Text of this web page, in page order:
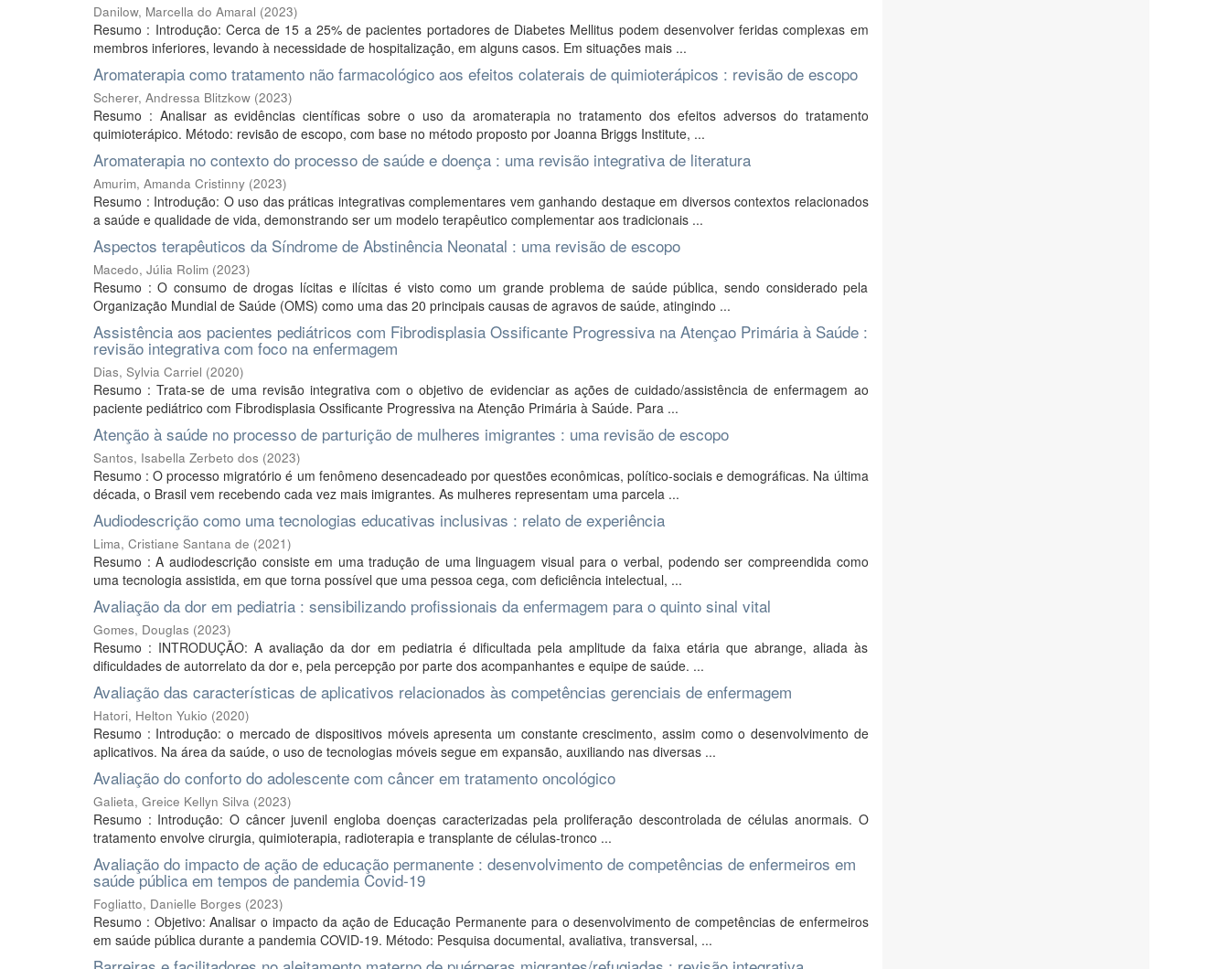
Danilow, Marcella do Amaral (2023)
Resumo : Introdução: Cerca de 15 a 25% de pacientes portadores de Diabetes Mellitus podem desenvolver feridas complexas em
membros inferiores, levando à necessidade de hospitalização, em alguns casos. Em situações mais ...
Aromaterapia como tratamento não farmacológico aos efeitos colaterais de quimioterápicos : revisão de escopo
Scherer, Andressa Blitzkow (2023)
Resumo : Analisar as evidências científicas sobre o uso da aromaterapia no tratamento dos efeitos adversos do tratamento
quimioterápico. Método: revisão de escopo, com base no método proposto por Joanna Briggs Institute, ...
Aromaterapia no contexto do processo de saúde e doença : uma revisão integrativa de literatura
Amurim, Amanda Cristinny (2023)
Resumo : Introdução: O uso das práticas integrativas complementares vem ganhando destaque em diversos contextos relacionados
a saúde e qualidade de vida, demonstrando ser um modelo terapêutico complementar aos tradicionais ...
Aspectos terapêuticos da Síndrome de Abstinência Neonatal : uma revisão de escopo
Macedo, Júlia Rolim (2023)
Resumo : O consumo de drogas lícitas e ilícitas é visto como um grande problema de saúde pública, sendo considerado pela
Organização Mundial de Saúde (OMS) como uma das 20 principais causas de agravos de saúde, atingindo ...
Assistência aos pacientes pediátricos com Fibrodisplasia Ossificante Progressiva na Atençao Primária à Saúde :
revisão integrativa com foco na enfermagem
Dias, Sylvia Carriel (2020)
Resumo : Trata-se de uma revisão integrativa com o objetivo de evidenciar as ações de cuidado/assistência de enfermagem ao
paciente pediátrico com Fibrodisplasia Ossificante Progressiva na Atenção Primária à Saúde. Para ...
Atenção à saúde no processo de parturição de mulheres imigrantes : uma revisão de escopo
Santos, Isabella Zerbeto dos (2023)
Resumo : O processo migratório é um fenômeno desencadeado por questões econômicas, político-sociais e demográficas. Na última
década, o Brasil vem recebendo cada vez mais imigrantes. As mulheres representam uma parcela ...
Audiodescrição como uma tecnologias educativas inclusivas : relato de experiência
Lima, Cristiane Santana de (2021)
Resumo : A audiodescrição consiste em uma tradução de uma linguagem visual para o verbal, podendo ser compreendida como
uma tecnologia assistida, em que torna possível que uma pessoa cega, com deficiência intelectual, ...
Avaliação da dor em pediatria : sensibilizando profissionais da enfermagem para o quinto sinal vital
Gomes, Douglas (2023)
Resumo : INTRODUÇÃO: A avaliação da dor em pediatria é dificultada pela amplitude da faixa etária que abrange, aliada às
dificuldades de autorrelato da dor e, pela percepção por parte dos acompanhantes e equipe de saúde. ...
Avaliação das características de aplicativos relacionados às competências gerenciais de enfermagem
Hatori, Helton Yukio (2020)
Resumo : Introdução: o mercado de dispositivos móveis apresenta um constante crescimento, assim como o desenvolvimento de
aplicativos. Na área da saúde, o uso de tecnologias móveis segue em expansão, auxiliando nas diversas ...
Avaliação do conforto do adolescente com câncer em tratamento oncológico
Galieta, Greice Kellyn Silva (2023)
Resumo : Introdução: O câncer juvenil engloba doenças caracterizadas pela proliferação descontrolada de células anormais. O
tratamento envolve cirurgia, quimioterapia, radioterapia e transplante de células-tronco ...
Avaliação do impacto de ação de educação permanente : desenvolvimento de competências de enfermeiros em
saúde pública em tempos de pandemia Covid-19
Fogliatto, Danielle Borges (2023)
Resumo : Objetivo: Analisar o impacto da ação de Educação Permanente para o desenvolvimento de competências de enfermeiros
em saúde pública durante a pandemia COVID-19. Método: Pesquisa documental, avaliativa, transversal, ...